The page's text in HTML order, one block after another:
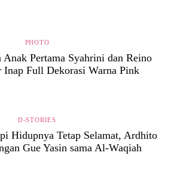
PHOTO
Pertama Syahrini dan Reino
Inap Full Dekorasi Warna Pink
D-STORIES
Hidupnya Tetap Selamat, Ardhito
Gue Yasin sama Al-Waqiah